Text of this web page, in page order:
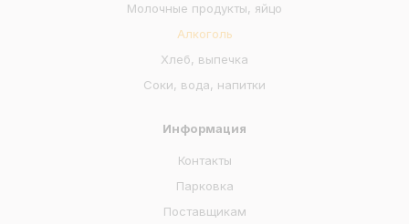
Молочные продукты, яйцо
Алкоголь
Хлеб, выпечка
Соки, вода, напитки
Информация
Контакты
Парковка
Поставщикам